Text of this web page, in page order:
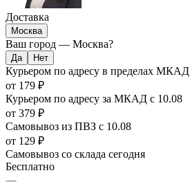
Доставка
Москва
Ваш город — Москва?
Курьером по адресу в пределах МКАД
от 179 ₽
Курьером по адресу за МКАД с 10.08
от 379 ₽
Самовывоз из ПВЗ с 10.08
от 129 ₽
Самовывоз со склада сегодня
Бесплатно